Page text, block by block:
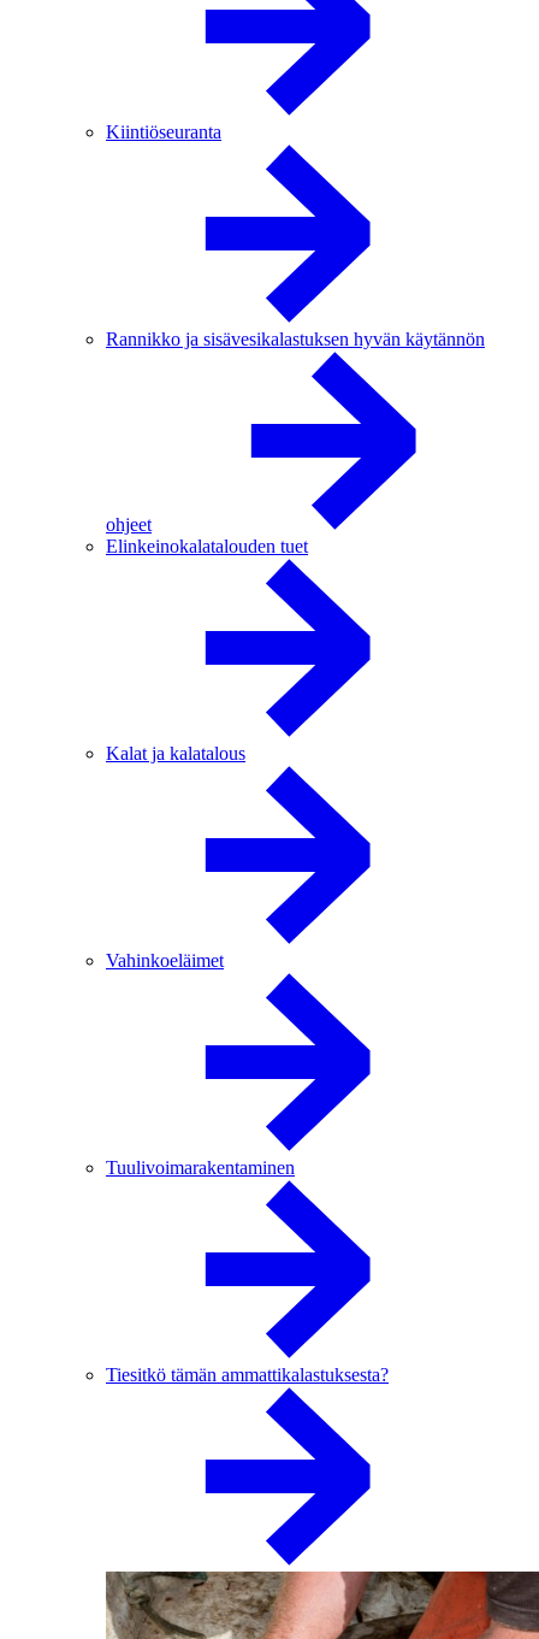
Kiintiöseuranta
Rannikko ja sisävesikalastuksen hyvän käytännön
ohjeet
Elinkeinokalatalouden tuet
Kalat ja kalatalous
Vahinkoeläimet
Tuulivoimarakentaminen
Tiesitkö tämän ammattikalastuksesta?